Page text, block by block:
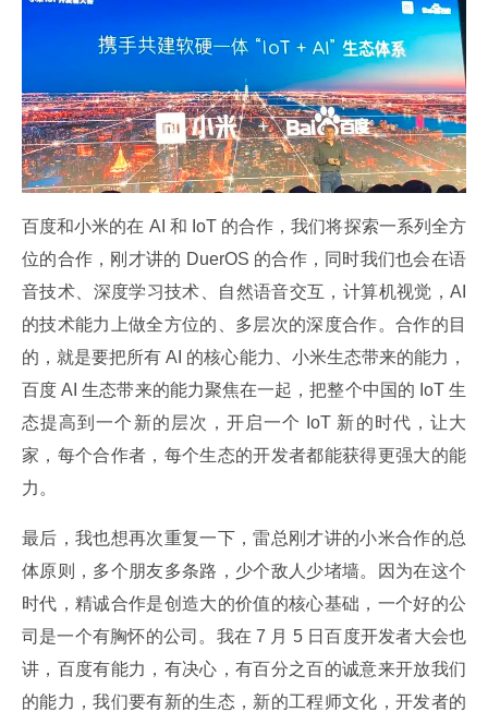
百度和小米的在 AI 和 IoT 的合作，我们将探索一系列全方
位的合作，刚才讲的 DuerOS 的合作，同时我们也会在语
音技术、深度学习技术、自然语音交互，计算机视觉，AI
的技术能力上做全方位的、多层次的深度合作。合作的目
的，就是要把所有 AI 的核心能力、小米生态带来的能力，
百度 AI 生态带来的能力聚焦在一起，把整个中国的 IoT 生
态提高到一个新的层次，开启一个 IoT 新的时代，让大
家，每个合作者，每个生态的开发者都能获得更强大的能
力。
最后，我也想再次重复一下，雷总刚才讲的小米合作的总
体原则，多个朋友多条路，少个敌人少堵墙。因为在这个
时代，精诚合作是创造大的价值的核心基础，一个好的公
司是一个有胸怀的公司。我在 7 月 5 日百度开发者大会也
讲，百度有能力，有决心，有百分之百的诚意来开放我们
的能力，我们要有新的生态，新的工程师文化，开发者的